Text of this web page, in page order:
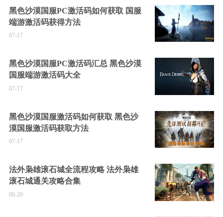
黑色沙漠国服PC激活码如何获取 国服
端游激活码获得方法
07-17
黑色沙漠国服PC激活码汇总 黑色沙漠
国服端游激活码大全
07-17
黑色沙漠国服激活码如何获取 黑色沙
漠国服激活码获取方法
07-17
法外枭雄滚石城全流程攻略 法外枭雄
滚石城通关攻略合集
06-20